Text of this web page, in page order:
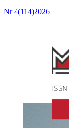
Nr 4(114)2026